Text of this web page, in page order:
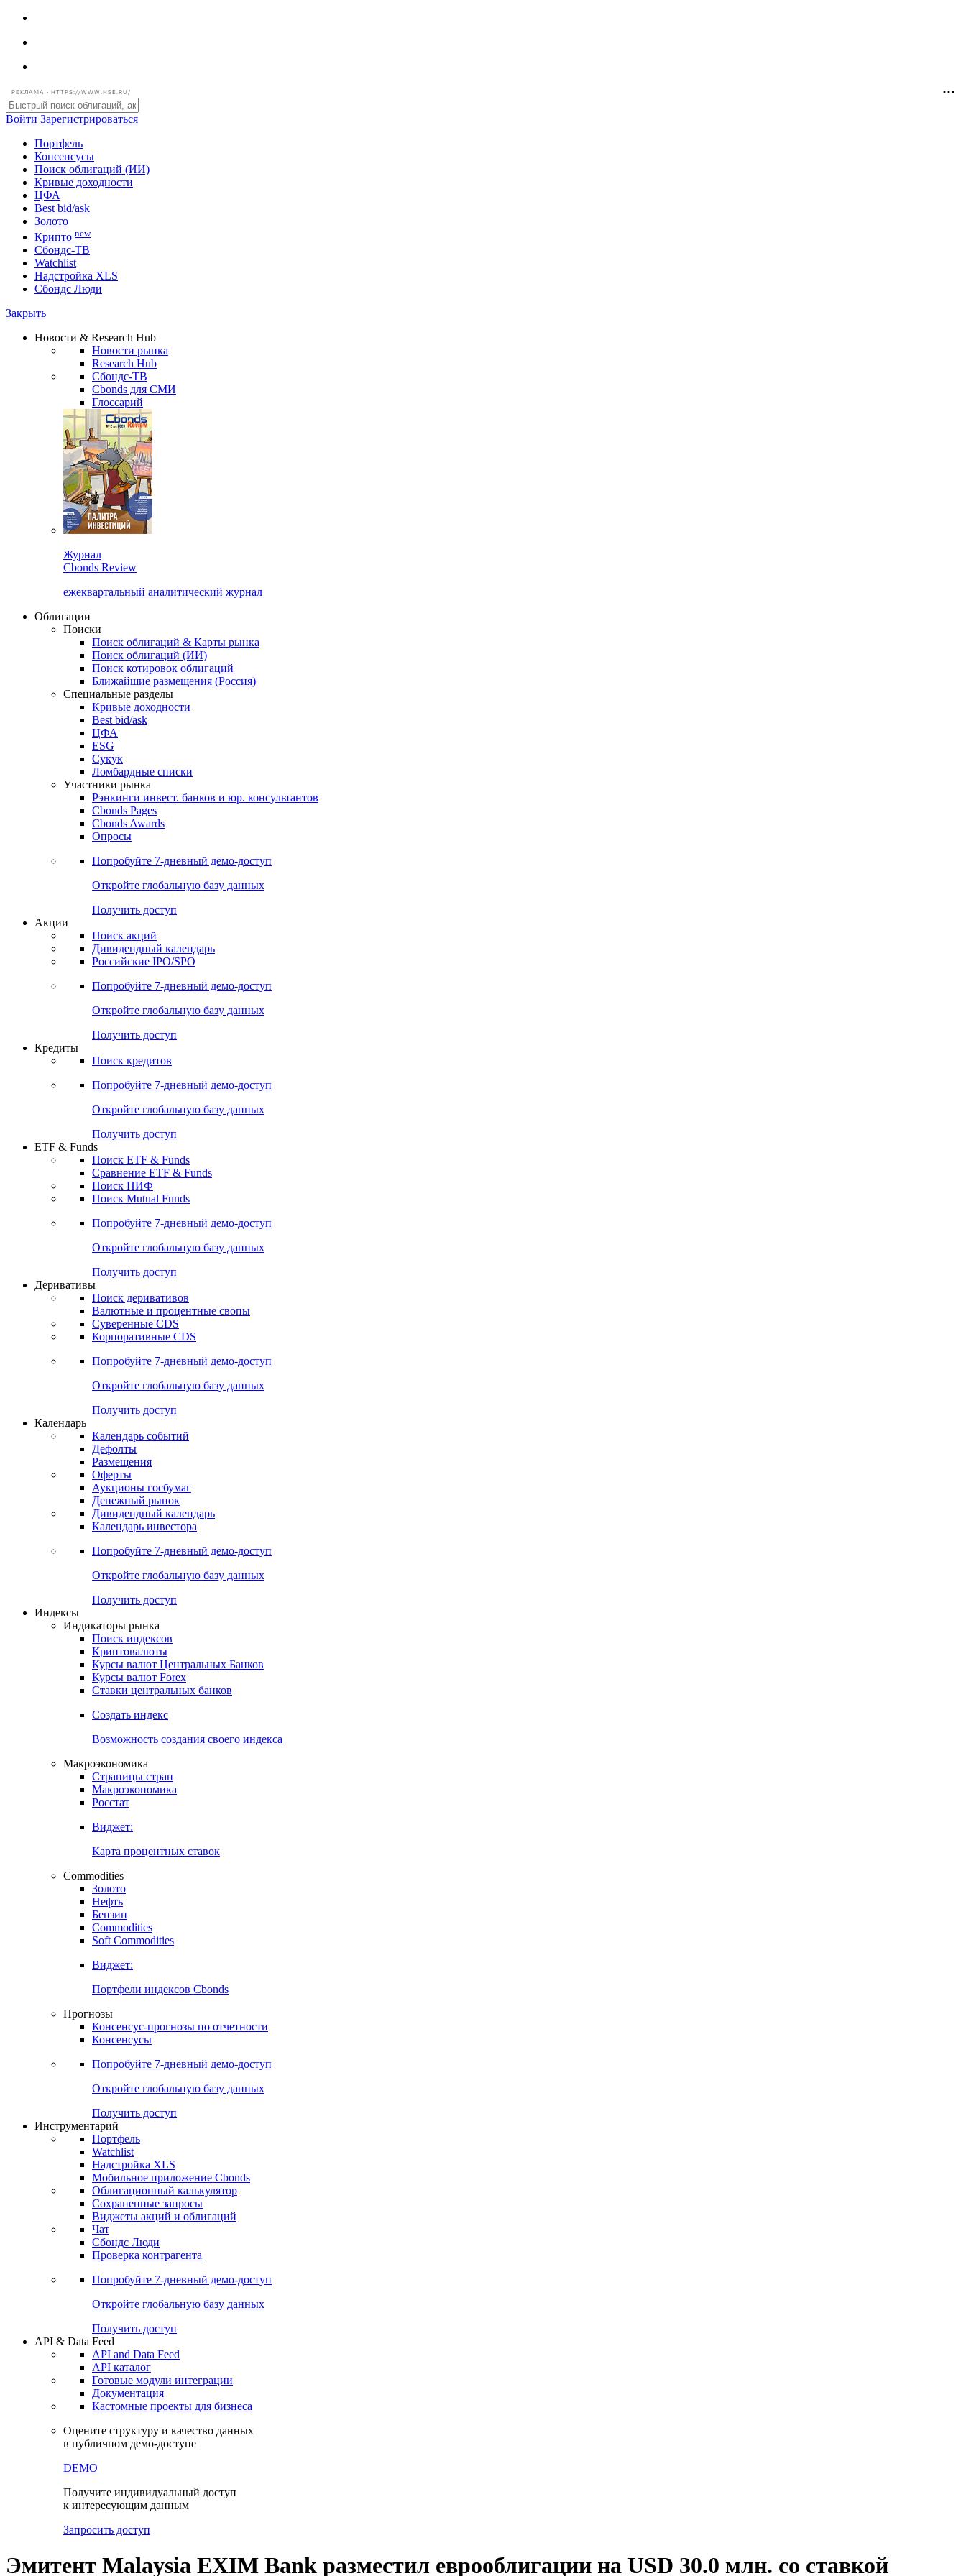
РЕКЛАМА • HTTPS://WWW.HSE.RU/
Войти Зарегистрироваться
Портфель
Консенсусы
Поиск облигаций (ИИ)
Кривые доходности
ЦФА
Best bid/ask
Золото
Криптоnew
Сбондс-ТВ
Надстройка XLS
Сбондс Люди
Новости & Research Hub
Новости рынка
Research Hub
Сбондс-ТВ
Cbonds для СМИ
Глоссарий
Журнал
Cbonds Review
ежеквартальный аналитический журнал
Облигации
Поиски
Поиск облигаций & Карты рынка
Поиск облигаций (ИИ)
Поиск котировок облигаций
Ближайшие размещения (Россия)
Специальные разделы
Кривые доходности
Best bid/ask
ЦФА
ESG
Сукук
Ломбардные списки
Участники рынка
Рэнкинги инвест. банков и юр. консультантов
Cbonds Pages
Cbonds Awards
Опросы
Попробуйте7-дневный
Откройте глобальную базу данных
Получить доступ
Акции
Поиск акций
Дивидендный календарь
Российские IPO/SPO
Попробуйте7-дневный
Откройте глобальную базу данных
Получить доступ
Кредиты
Поиск кредитов
Попробуйте7-дневный
Откройте глобальную базу данных
Получить доступ
ETF & Funds
Поиск ETF & Funds
Сравнение ETF & Funds
Поиск ПИФ
Поиск Mutual Funds
Попробуйте7-дневный
Откройте глобальную базу данных
Получить доступ
Деривативы
Поиск деривативов
Валютные и процентные свопы
Суверенные CDS
Корпоративные CDS
Попробуйте7-дневный
Откройте глобальную базу данных
Получить доступ
Календарь
Календарь событий
Дефолты
Размещения
Оферты
Аукционы госбумаг
Денежный рынок
Дивидендный календарь
Календарь инвестора
Попробуйте7-дневный
Получить доступ
Индикаторы рынка
Поиск индексов
Криптовалюты
Курсы валют Центральных Банков
Курсы валют Forex
Ставки центральных банков
Создать индекс
Возможность создания своего индекса
Макроэкономика
Страницы стран
Макроэкономика
Росстат
Виджет:
Карта процентных ставок
Commodities
Золото
Нефть
Бензин
Commodities
Soft Commodities
Виджет:
Портфели индексов Cbonds
Прогнозы
Консенсус-прогнозы по отчетности
Консенсусы
Попробуйте7-дневный
Откройте глобальную базу данных
Получить доступ
Инструментарий
Портфель
Watchlist
Надстройка XLS
Мобильное приложение Cbonds
Облигационный калькулятор
Сохраненные запросы
Виджеты акций и облигаций
Чат
Сбондс Люди
Проверка контрагента
Попробуйте7-дневный
Откройте глобальную базу данных
Получить доступ
API & Data Feed
API and Data Feed
API каталог
Документация
Кастомные проекты для бизнеса
Оцените структуру и качество данных
в публичном демо-доступе
DEMO
Получите индивидуальный доступ